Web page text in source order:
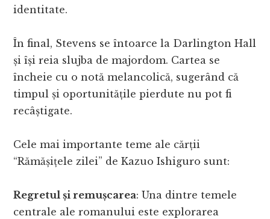
identitate.
În final, Stevens se întoarce la Darlington Hall
și își reia slujba de majordom. Cartea se
încheie cu o notă melancolică, sugerând că
timpul și oportunitățile pierdute nu pot fi
recâștigate.
Cele mai importante teme ale cărții
“Rămășițele zilei” de Kazuo Ishiguro sunt:
Regretul și remușcarea: Una dintre temele
centrale ale romanului este explorarea